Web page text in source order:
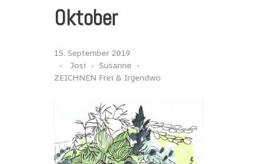
Oktober
15. September 2019
Josi
Susanne
ZEICHNEN Frei & Irgendwo